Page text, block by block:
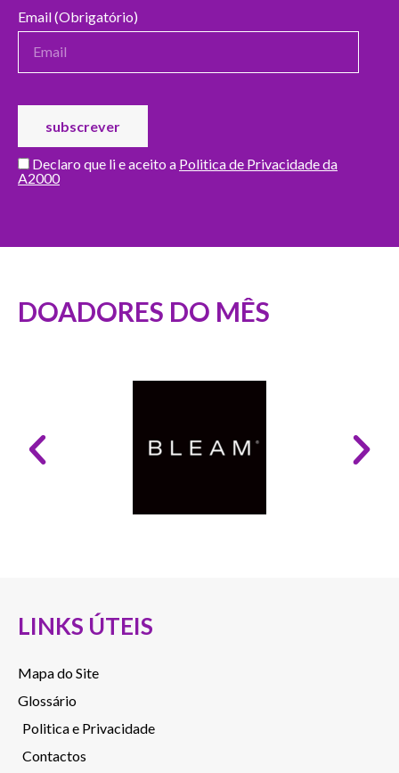
Email (Obrigatório)
Declaro que li e aceito a Politica de Privacidade da
A2000
DOADORES DO MÊS
LINKS ÚTEIS
Mapa do Site
Glossário
Politica e Privacidade
Contactos